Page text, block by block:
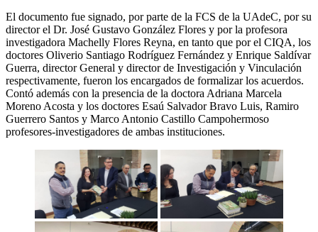
El documento fue signado, por parte de la FCS de la UAdeC, por su
director el Dr. José Gustavo González Flores y por la profesora
investigadora Machelly Flores Reyna, en tanto que por el CIQA, los
doctores Oliverio Santiago Rodríguez Fernández y Enrique Saldívar
Guerra, director General y director de Investigación y Vinculación
respectivamente, fueron los encargados de formalizar los acuerdos.
Contó además con la presencia de la doctora Adriana Marcela
Moreno Acosta y los doctores Esaú Salvador Bravo Luis, Ramiro
Guerrero Santos y Marco Antonio Castillo Campohermoso
profesores-investigadores de ambas instituciones.